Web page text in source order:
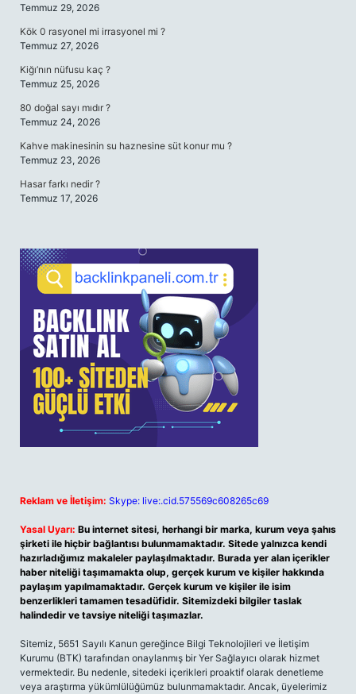
Temmuz 29, 2026
Kök 0 rasyonel mi irrasyonel mi ?
Temmuz 27, 2026
Kiğı’nın nüfusu kaç ?
Temmuz 25, 2026
80 doğal sayı mıdır ?
Temmuz 24, 2026
Kahve makinesinin su haznesine süt konur mu ?
Temmuz 23, 2026
Hasar farkı nedir ?
Temmuz 17, 2026
Reklam ve İletişim: Skype: live:.cid.575569c608265c69
Yasal Uyarı: Bu internet sitesi, herhangi bir marka, kurum veya şahıs
şirketi ile hiçbir bağlantısı bulunmamaktadır. Sitede yalnızca kendi
hazırladığımız makaleler paylaşılmaktadır. Burada yer alan içerikler
haber niteliği taşımamakta olup, gerçek kurum ve kişiler hakkında
paylaşım yapılmamaktadır. Gerçek kurum ve kişiler ile isim
benzerlikleri tamamen tesadüfidir. Sitemizdeki bilgiler taslak
halindedir ve tavsiye niteliği taşımazlar.
Sitemiz, 5651 Sayılı Kanun gereğince Bilgi Teknolojileri ve İletişim
Kurumu (BTK) tarafından onaylanmış bir Yer Sağlayıcı olarak hizmet
vermektedir. Bu nedenle, sitedeki içerikleri proaktif olarak denetleme
veya araştırma yükümlülüğümüz bulunmamaktadır. Ancak, üyelerimiz